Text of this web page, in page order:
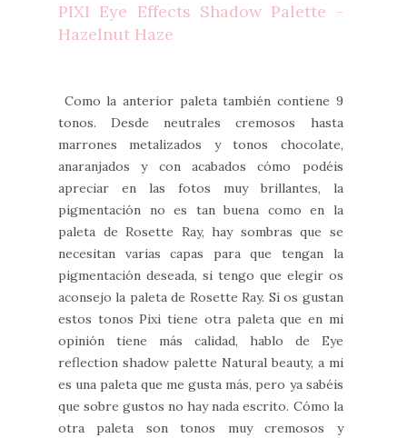
PIXI Eye Effects Shadow Palette -
Hazelnut Haze
Como la anterior paleta también contiene 9
tonos. Desde neutrales cremosos hasta
marrones metalizados y tonos chocolate,
anaranjados y con acabados cómo podéis
apreciar en las fotos muy brillantes, la
pigmentación no es tan buena como en la
paleta de Rosette Ray, hay sombras que se
necesitan varias capas para que tengan la
pigmentación deseada, si tengo que elegir os
aconsejo la paleta de Rosette Ray. Si os gustan
estos tonos Pixi tiene otra paleta que en mi
opinión tiene más calidad, hablo de Eye
reflection shadow palette Natural beauty, a mi
es una paleta que me gusta más, pero ya sabéis
que sobre gustos no hay nada escrito. Cómo la
otra paleta son tonos muy cremosos y